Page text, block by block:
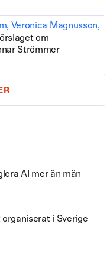
Veronica Magnusson,
om
Strömmer
AI mer än män
i Sverige